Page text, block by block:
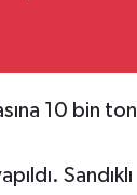
10 bin ton
Sandıklı